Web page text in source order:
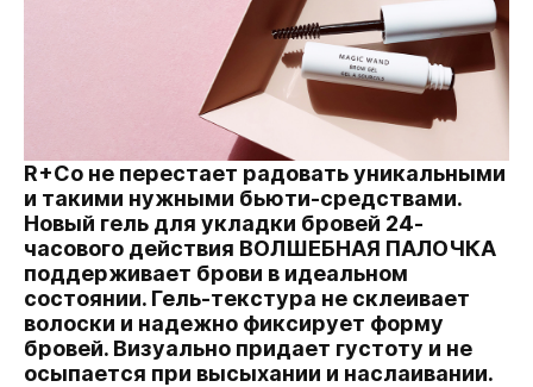
R+Co не перестает радовать уникальными
и такими нужными бьюти-средствами.
Новый гель для укладки бровей 24-
часового действия ВОЛШЕБНАЯ ПАЛОЧКА
поддерживает брови в идеальном
состоянии. Гель-текстура не склеивает
волоски и надежно фиксирует форму
бровей. Визуально придает густоту и не
осыпается при высыхании и наслаивании.